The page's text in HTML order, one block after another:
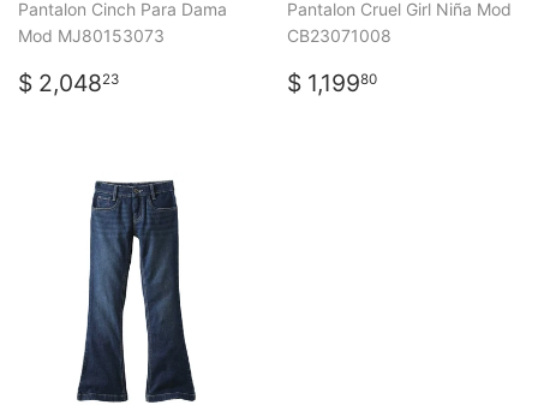
Pantalon Cinch Para Dama
Mod MJ80153073
PRECIO
HABITUAL
$ 2,04823
Pantalon Cruel Girl Niña Mod
CB23071008
PRECIO
HABITUAL
$ 1,19980